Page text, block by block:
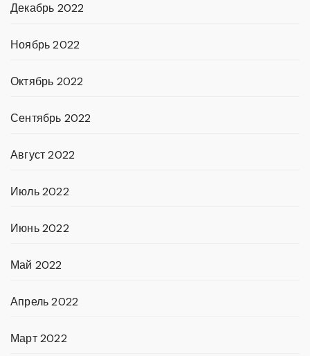
Декабрь 2022
Ноябрь 2022
Октябрь 2022
Сентябрь 2022
Август 2022
Июль 2022
Июнь 2022
Май 2022
Апрель 2022
Март 2022